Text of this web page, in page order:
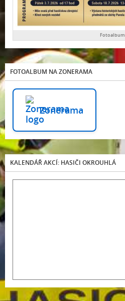
Fotoalbum
FOTOALBUM NA ZONERAMA
Zonerama
KALENDÁŘ AKCÍ: HASIČI OKROUHLÁ